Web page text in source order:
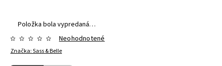
Položka bola vypredaná…
Značka:Sass & Belle
Neohodnotené